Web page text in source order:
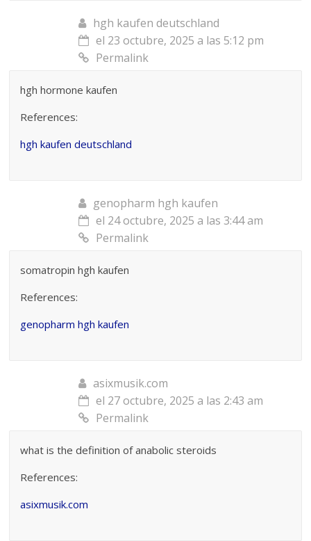
hgh kaufen deutschland
el 23 octubre, 2025 a las 5:12 pm
Permalink
hgh hormone kaufen
References:
hgh kaufen deutschland
genopharm hgh kaufen
el 24 octubre, 2025 a las 3:44 am
Permalink
somatropin hgh kaufen
References:
genopharm hgh kaufen
asixmusik.com
el 27 octubre, 2025 a las 2:43 am
Permalink
what is the definition of anabolic steroids
References:
asixmusik.com